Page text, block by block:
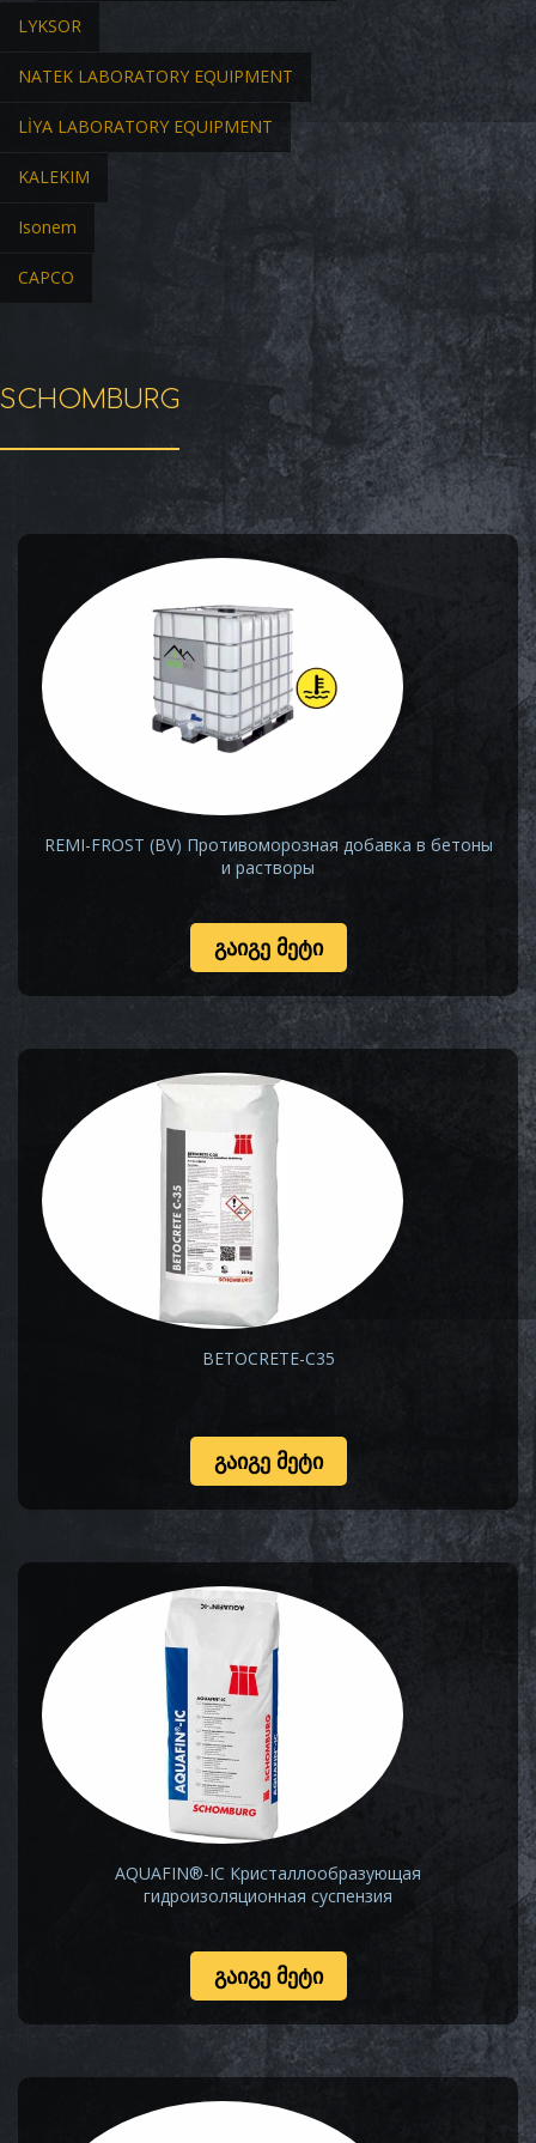
LYKSOR
NATEK LABORATORY EQUIPMENT
LİYA LABORATORY EQUIPMENT
KALEKIM
Isonem
CAPCO
SCHOMBURG
REMI-FROST (BV) Противоморозная добавка в бетоны
и растворы
ᲒᲐᲘᲒᲔ ᲛᲔᲢᲘ
BETOCRETE-C35
ᲒᲐᲘᲒᲔ ᲛᲔᲢᲘ
AQUAFIN®-IC Кристаллообразующая
гидроизоляционная суспензия
ᲒᲐᲘᲒᲔ ᲛᲔᲢᲘ